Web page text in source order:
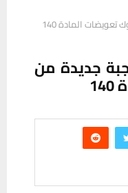
المادة 140
جديدة من